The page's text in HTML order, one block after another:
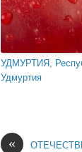
УДМУРТИЯ,
Удмуртия
«